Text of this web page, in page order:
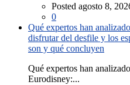
Posted agosto 8,
0
Qué expertos han
disfrutar del desfile y los
son y qué concluyen
Qué expertos han
Eurodisney:...